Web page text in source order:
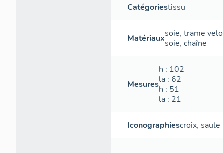
Catégoriestissu
Matériauxsoie, trame
soie, chaîne
Mesures
h : 102
la : 62
h : 51
la : 21
Iconographiescroix, saule